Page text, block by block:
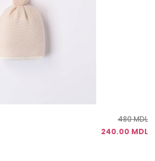
480 MDL
240.00 MDL